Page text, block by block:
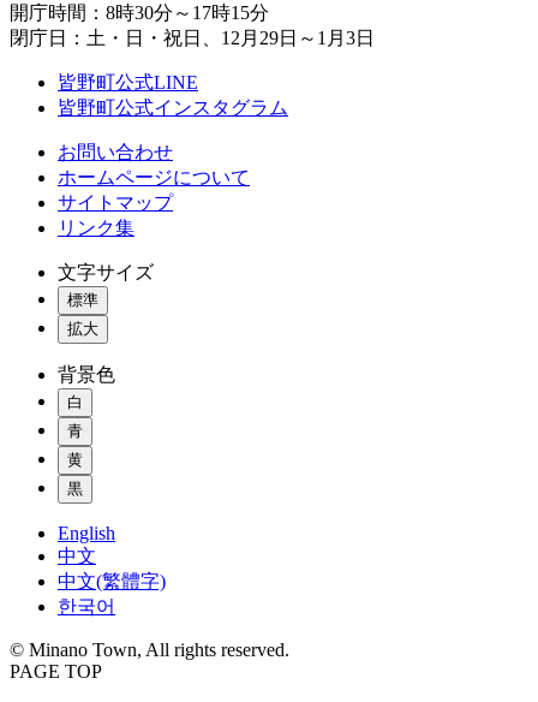
開庁時間：8時30分～17時15分
閉庁日：土・日・祝日、12月29日～1月3日
皆野町公式LINE
皆野町公式インスタグラム
お問い合わせ
ホームページについて
サイトマップ
リンク集
文字サイズ
標準
拡大
背景色
白
青
黄
黒
English
中文
中文(繁體字)
한국어
© Minano Town, All rights reserved.
PAGE TOP